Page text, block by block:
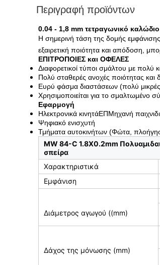
Περιγραφή προϊόντων
0.04 - 1,8 mm τετραγωνικό
Η σημερινή τάση της δομής εμφάνισης
εξαιρετική ποιότητα και απόδοση,
ΕΠΙΤΡΟΠΟΙΕΣ και ΟΦΕΛΕΣ
Διαφορετικοί τύποι σμάλτου με πολύ
Πολύ σταθερές ανοχές ποιότητας
Ευρύ φάσμα διαστάσεων (πολύ
Χρησιμοποιείται για το σμαλτωμένο
Εφαρμογή
Ηλεκτρονικά κινητάΕΠΜηχανή
Ψηφιακό ενισχυτή
Τμήματα αυτοκινήτων (Φώτα,
MW 84-C 1.8X0.2mm
σπείρα
Χαρακτηριστικά
Εμφάνιση
Διάμετρος αγωγού ((mm)
Δάχος της μόνωσης (mm)